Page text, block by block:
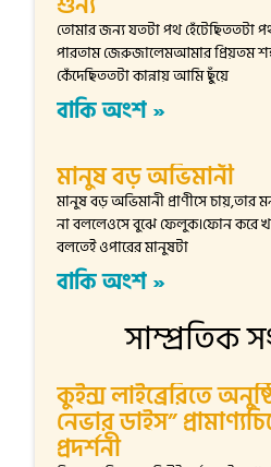
তোমার জন্য যতটা পথ হেঁটেছিততটা
পারতাম জেরুজালেমআমার প্রিয়তম
কেঁদেছিততটা কান্নায় আমি ছুঁয়ে
বাকি অংশ »
মানুষ বড় অভিমানী
মানুষ বড় অভিমানী প্রাণীসে চায়,তার
না বললেওসে বুঝে ফেলুক।ফোন করে
বলতেই ওপারের মানুষটা
বাকি অংশ »
সাম্প্রতিক
কুইন্স লাইব্রেরিতে
নেভার ডাইস”
প্রদর্শনী